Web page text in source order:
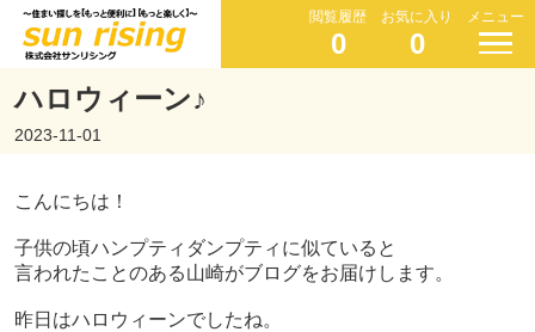
閲覧履歴
0
お気に入り
0
メニュー
ハロウィーン♪
2023-11-01
こんにちは！
子供の頃ハンプティダンプティに似ていると
言われたことのある山崎がブログをお届けします。
昨日はハロウィーンでしたね。